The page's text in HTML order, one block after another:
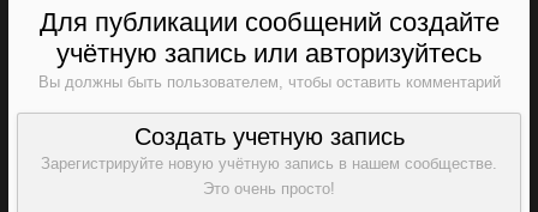
Для публикации сообщений создайте
учётную запись или авторизуйтесь
Вы должны быть пользователем, чтобы оставить комментарий
Создать учетную запись
Зарегистрируйте новую учётную запись в нашем сообществе.
Это очень просто!